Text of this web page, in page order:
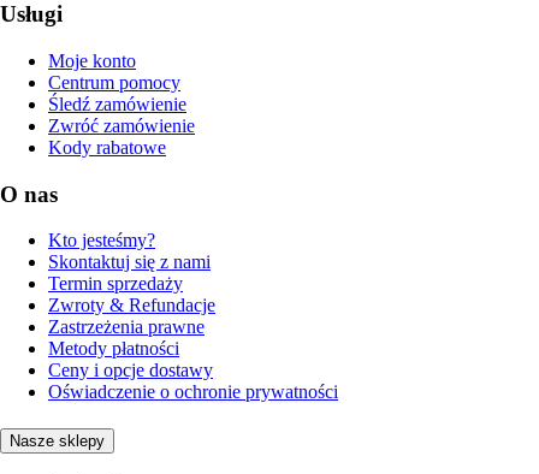
Usługi
Moje konto
Centrum pomocy
Śledź zamówienie
Zwróć zamówienie
Kody rabatowe
O nas
Kto jesteśmy?
Skontaktuj się z nami
Termin sprzedaży
Zwroty & Refundacje
Zastrzeżenia prawne
Metody płatności
Ceny i opcje dostawy
Oświadczenie o ochronie prywatności
Nasze sklepy